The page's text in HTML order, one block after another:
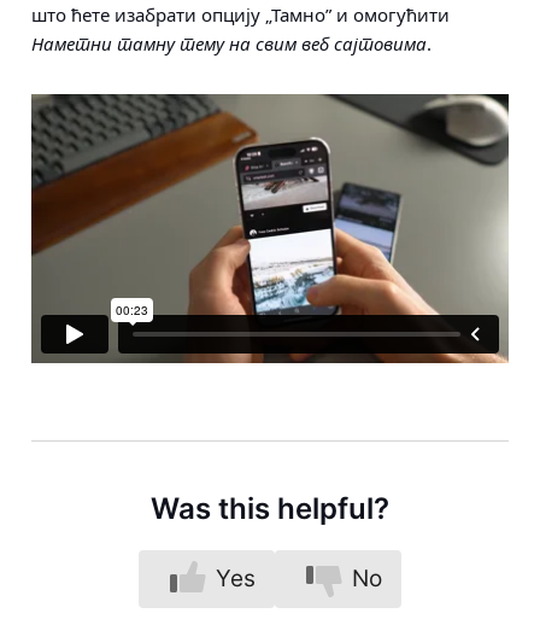
што ћете изабрати опцију „Тамнo” и омогућити
Наметни тамну тему на свим веб сајтовима.
Was this helpful?
Yes No